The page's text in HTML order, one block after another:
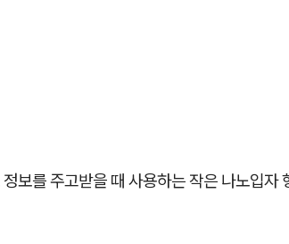
보를 주고받을 때 사용하는 작은 나노입자